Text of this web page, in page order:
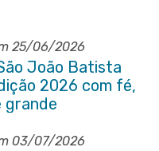
25/06/2026
João Batista
2026 com fé,
grande
popular
03/07/2026